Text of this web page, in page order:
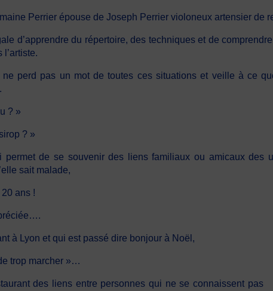
Perrier épouse de Joseph Perrier violoneux artensier de
d’apprendre du répertoire, des techniques et de
l’artiste.
ne perd pas un mot de toutes ces situations et veille à ce
? »
? »
de se souvenir des liens familiaux ou amicaux des
sait malade,
ans !
à Lyon et qui est passé dire bonjour à Noël,
trop marcher »…
des liens entre personnes qui ne se connaissent pas